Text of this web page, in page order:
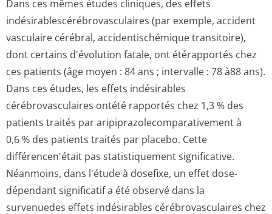
Dans ces mêmes études cliniques, des effets
indésirablescé­rébrovasculai­res (par exemple, accident
vasculaire cérébral, accidentischémique transitoire),
dont certains d'évolution fatale, ont étérapportés chez
ces patients (âge moyen : 84 ans ; intervalle : 78 à88 ans).
Dans ces études, les effets indésirables
cérébrovasculaires ontété rapportés chez 1,3 % des
patients traités par aripiprazolecom­parativement à
0,6 % des patients traités par placebo. Cette
différencen'était pas statistiquement significative.
Néanmoins, dans l'étude à dosefixe, un effet dose-
dépendant significatif a été observé dans la
survenuedes effets indésirables cérébrovasculaires chez